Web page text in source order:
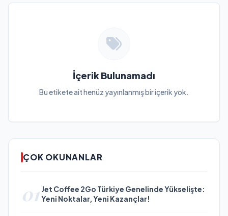
İçerik Bulunamadı
Bu etikete ait henüz yayınlanmış bir içerik yok.
ÇOK OKUNANLAR
01 Jet Coffee 2Go Türkiye Genelinde Yükselişte:
Yeni Noktalar, Yeni Kazançlar!